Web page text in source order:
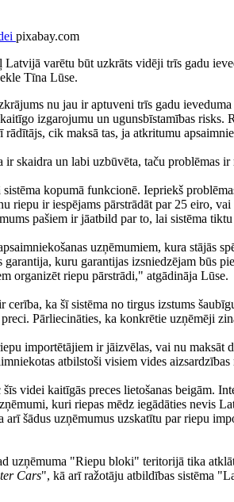
pixabay.com
varētu būt uzkrāts vidēji trīs gadu
Tīna Lūse.
nu jau ir aptuveni trīs gadu
izgarojumu un ugunsbīstamības
cik maksā tas, ja atkritumu
skaidra un labi uzbūvēta, taču problēmas
kopumā funkcionē. Iepriekš
riepu ir iespējams pārstrādāt par 25 eiro,
pašiem ir jāatbild par to, lai sistēma
uzņēmumiem, kura stājās
kuru garantijas izsniedzējam būs
organizēt riepu pārstrādi," atgādināja Lūse.
ka šī sistēma no tirgus izstums
Pārliecināties, ka konkrētie uzņēmēji
importētājiem ir jāizvēlas, vai nu
atbilstoši visiem vides
videi kaitīgās preces lietošanas beigām.
kuri riepas mēdz iegādāties nevis
šādus uzņēmumus uzskatītu par riepu
uzņēmuma "Riepu bloki" teritorijā tika
Cars", kā arī ražotāju atbildības sistēma